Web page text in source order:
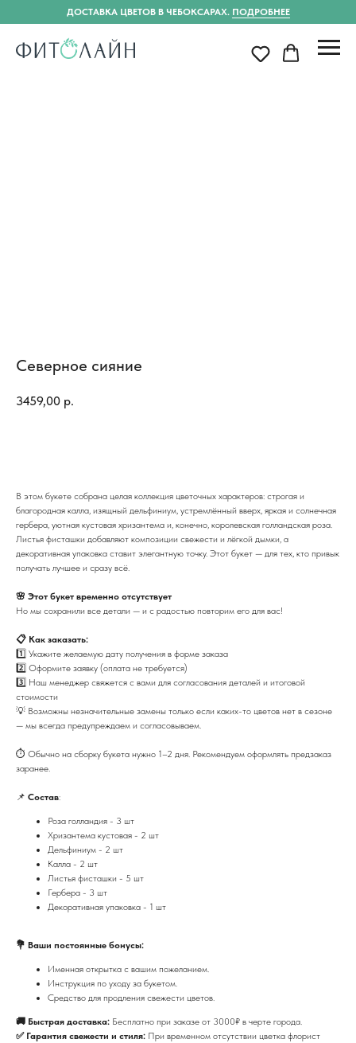
ДОСТАВКА ЦВЕТОВ В ЧЕБОКСАРАХ. ПОДРОБНЕЕ
Северное сияние
3459,00 р.
В этом букете собрана целая коллекция цветочных характеров: строгая и
благородная калла, изящный дельфиниум, устремлённый вверх, яркая и солнечная
гербера, уютная кустовая хризантема и, конечно, королевская голландская роза.
Листья фисташки добавляют композиции свежести и лёгкой дымки, а
декоративная упаковка ставит элегантную точку. Этот букет — для тех, кто привык
получать лучшее и сразу всё.
🌸 Этот букет временно отсутствует
Но мы сохранили все детали — и с радостью повторим его для вас!
📋 Как заказать:
1️⃣ Укажите желаемую дату получения в форме заказа
2️⃣ Оформите заявку (оплата не требуется)
3️⃣ Наш менеджер свяжется с вами для согласования деталей и итоговой
стоимости
💡 Возможны незначительные замены только если каких-то цветов нет в сезоне
— мы всегда предупреждаем и согласовываем.
⏱️ Обычно на сборку букета нужно 1–2 дня. Рекомендуем оформлять предзаказ
заранее.
📌 Состав:
Роза голландия - 3 шт
Хризантема кустовая - 2 шт
Дельфиниум - 2 шт
Калла - 2 шт
Листья фисташки - 5 шт
Гербера - 3 шт
Декоративная упаковка - 1 шт
💐 Ваши постоянные бонусы:
Именная открытка с вашим пожеланием.
Инструкция по уходу за букетом.
Средство для продления свежести цветов.
🚚 Быстрая доставка: Бесплатно при заказе от 3000₽ в черте города.
✅ Гарантия свежести и стиля: При временном отсутствии цветка флорист